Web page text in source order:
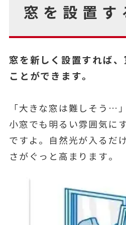
窓を設置す
窓を新しく設置すれば
ことができます。
「大きな窓は難しそう…
小窓でも明るい雰囲気に
ですよ。自然光が入るだ
さがぐっと高まります。